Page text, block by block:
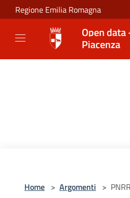
Salta al contenuto principale
Regione Emilia Romagna
Open data
Piacenza
Home > Argomenti > PNRR